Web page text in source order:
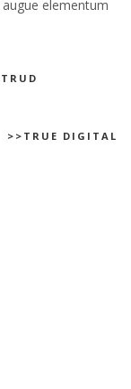
elementum
>>TRUE DIGITAL